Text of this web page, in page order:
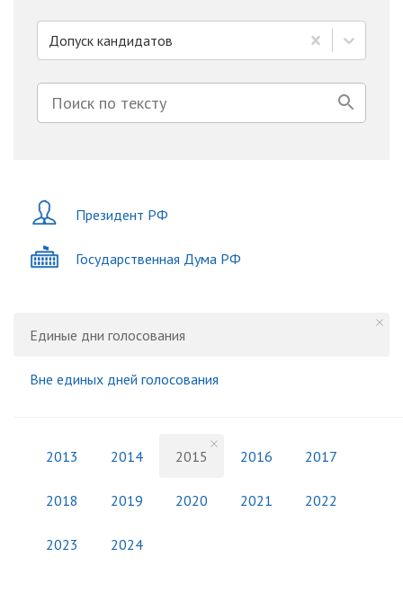
Допуск кандидатов
Президент РФ
Государственная Дума РФ
Единые дни голосования
Вне единых дней голосования
2013 2014 2015 2016 2017
2018 2019 2020 2021 2022
2023 2024